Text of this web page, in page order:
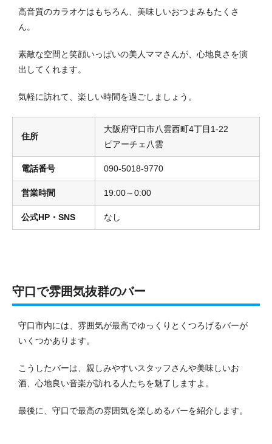
高音質のカラオケはもちろん、美味しいおつまみもたくさ
ん。
素敵な空間と笑顔いっぱいの美人ママさんが、心地良さを演
出してくれます。
気軽に訪れて、楽しい時間を過ごしましょう。
住所
大阪府守口市八雲西町4丁目1-22
ピアーチェ八雲
電話番号 090-5018-9770
営業時間 19:00～0:00
公式HP・SNS なし
守口で雰囲気抜群のバー
守口市内には、雰囲気が最高でゆっくりとくつろげるバーが
いくつかあります。
こうしたバーは、親しみやすいスタッフさんや美味しいお
酒、心地良い音楽が訪れる人たちを魅了しますよ。
最後に、守口で最高の雰囲気を楽しめるバーを紹介します。